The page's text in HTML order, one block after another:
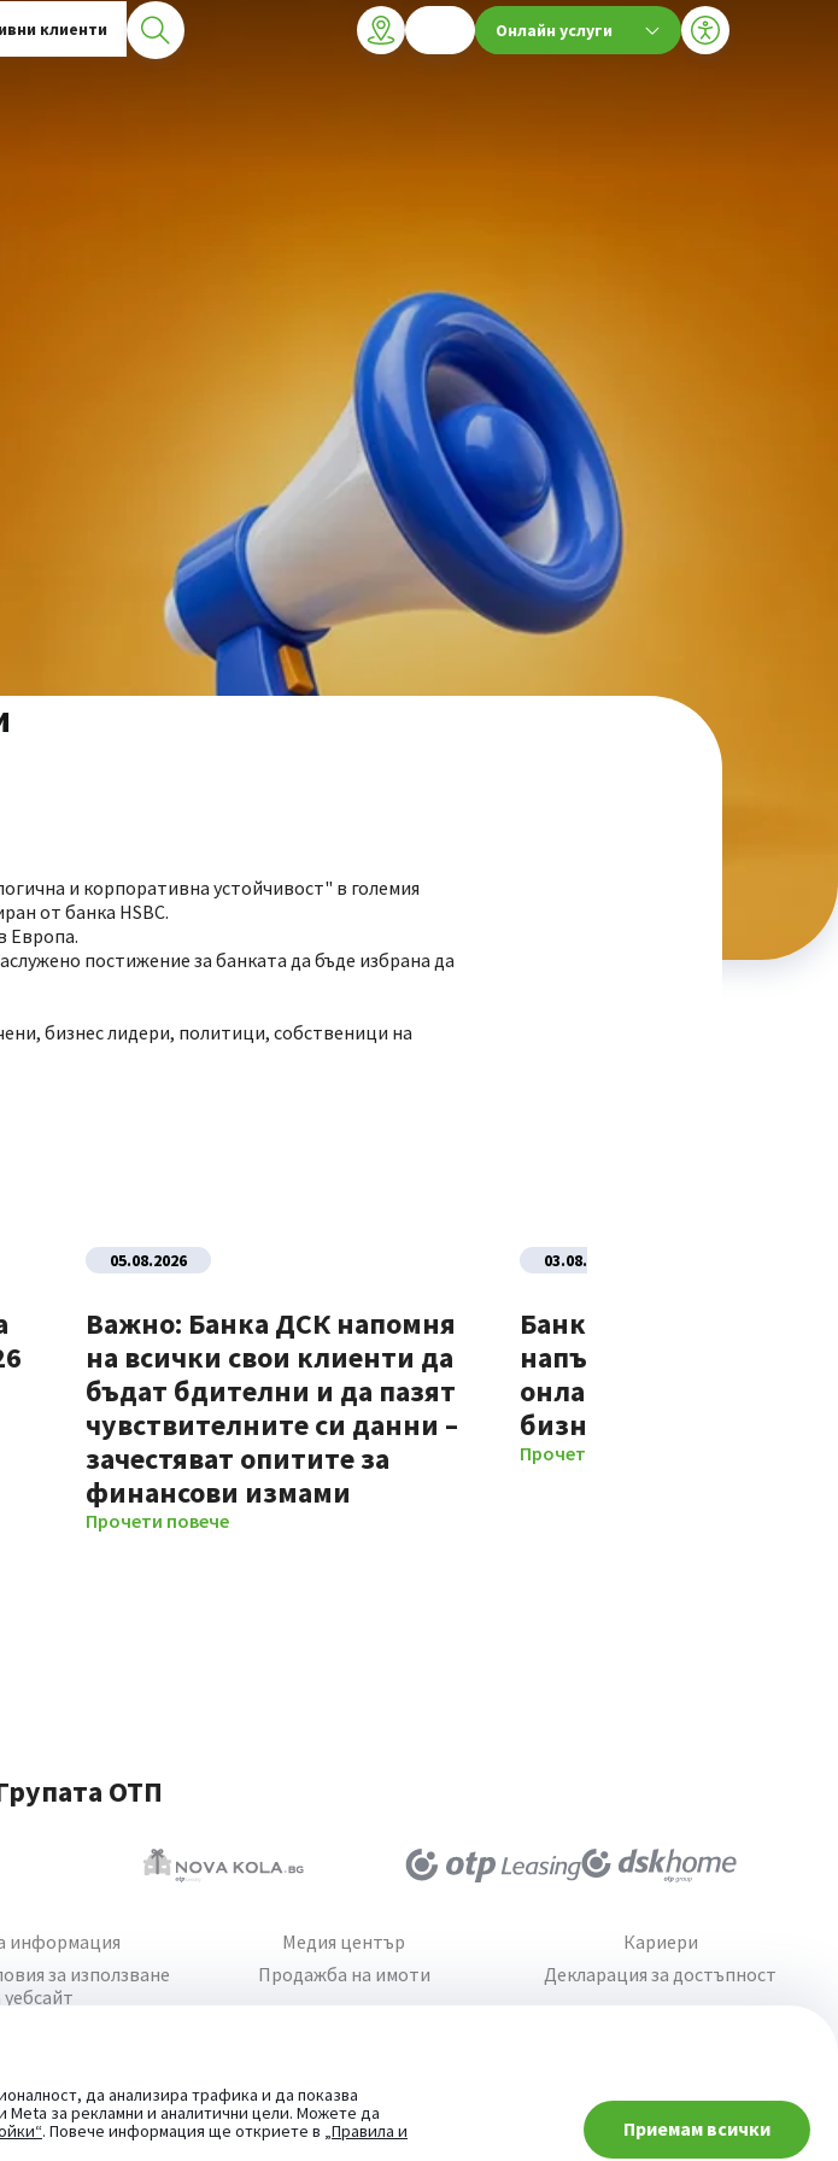
да анализира трафика и да показва
Meta за рекламни и аналитични цели. Можете да
. Повече информация ще откриете в „Правила и
Приемам всички
клиенти Онлайн услуги
и корпоративна устойчивост" в големия
от банка HSBC.
Европа.
постижение за банката да бъде избрана да
бизнес лидери, политици, собственици на
05.08.2026
Важно: Банка ДСК напомня
на всички свои клиенти да
бъдат бдителни и да пазят
чувствителните си данни –
зачестяват опитите за
финансови измами
Прочети повече
03.08.2026
Банка ДСК стартира
напълно
онлайн процес за нови
бизнес клиенти
Прочети повече
ОТП
информация
за използване
уебсайт
Медия център
Продажба на имоти
Кариери
Декларация за достъпност
При въпроси -
попитай AI асистента ни